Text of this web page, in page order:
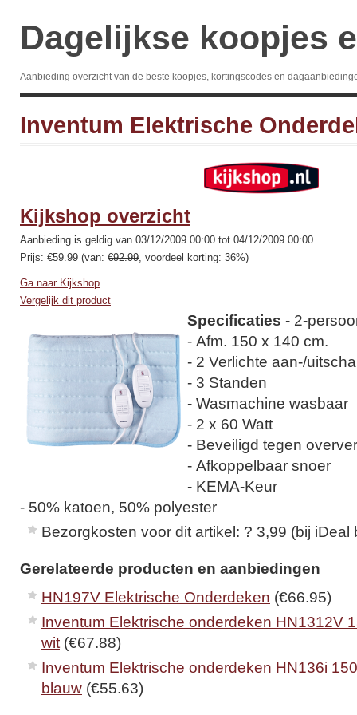
Dagelijkse koopjes
Aanbieding overzicht van de beste koopjes, kortingscodes en
Inventum Elektrische
Kijkshop overzicht
Aanbieding is geldig van 03/12/2009 00:00 tot 04/12/2009 00:00
Prijs: €59.99 (van: €92.99, voordeel korting: 36%)
Ga naar Kijkshop
Vergelijk dit product
Specificaties - 2-
- Afm. 150 x 140 cm.
- 2 Verlichte aan-/
- 3 Standen
- Wasmachine wasbaar
- 2 x 60 Watt
- Beveiligd tegen
- Afkoppelbaar snoer
- KEMA-Keur
- 50% katoen, 50% polyester
Bezorgkosten voor dit artikel: ? 3,99 (bij iDeal
Gerelateerde producten en aanbiedingen
HN197V Elektrische Onderdeken (€66.95)
Inventum Elektrische onderdeken HN1312V
wit (€67.88)
Inventum Elektrische onderdeken HN136i
blauw (€55.63)